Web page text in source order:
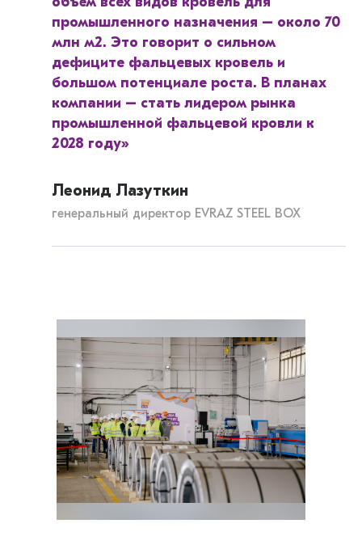
промышленного назначения – около 70
млн м2. Это говорит о сильном
дефиците фальцевых кровель и
большом потенциале роста. В планах
компании – стать лидером рынка
промышленной фальцевой кровли к
2028 году»
Леонид Лазуткин
генеральный директор EVRAZ STEEL BOX